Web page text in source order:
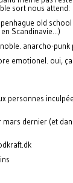
sort nous attend:
old
Scandinavie...)
anarcho-punk
emotionel. oui,
personnes
mars dernier (et